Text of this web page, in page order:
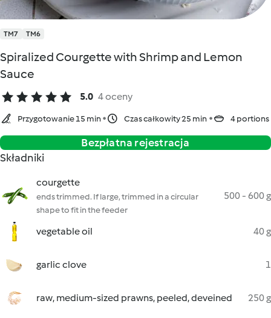
TM7 TM6
Spiralized Courgette with Shrimp and Lemon
Sauce
5.0 4 oceny
Przygotowanie 15 min Czas całkowity 25 min 4 portions
Bezpłatna rejestracja
Składniki
courgette
ends trimmed. If large, trimmed in a circular
shape to fit in the feeder
500 - 600 g
vegetable oil 40 g
garlic clove 1
raw, medium-sized prawns, peeled, deveined 250 g